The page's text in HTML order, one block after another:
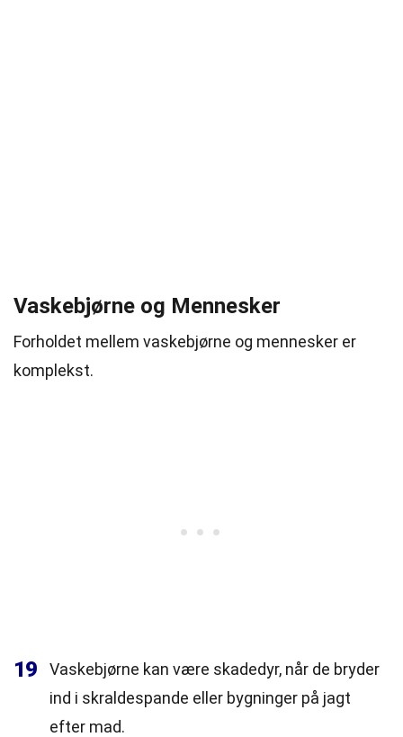
Vaskebjørne og Mennesker
Forholdet mellem vaskebjørne og mennesker er
komplekst.
19
Vaskebjørne kan være skadedyr, når de bryder
ind i skraldespande eller bygninger på jagt
efter mad.